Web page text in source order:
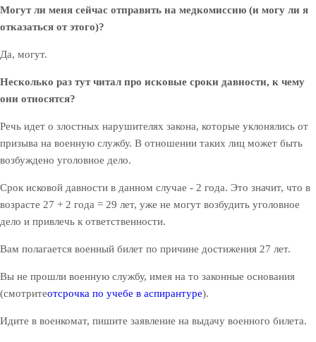
Могут ли меня сейчас отправить на медкомиссию (и могу ли я
отказаться от этого)?
Да, могут.
Несколько раз тут читал про исковые сроки давности, к чему
они относятся?
Речь идет о злостных нарушителях закона, которые уклонялись от
призыва на военную службу. В отношении таких лиц может быть
возбуждено уголовное дело.
Срок исковой давности в данном случае - 2 года. Это значит, что в
возрасте 27 + 2 года = 29 лет, уже не могут возбудить уголовное
дело и привлечь к ответственности.
Вам полагается военный билет по причине достижения 27 лет.
Вы не прошли военную службу, имея на то законные основания
(смотритеотсрочка по учебе в аспирантуре).
Идите в военкомат, пишите заявление на выдачу военного билета.